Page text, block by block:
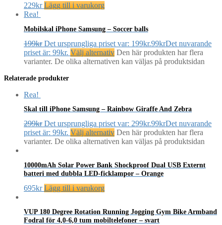
229kr Lägg till i varukorg
Rea!
Mobilskal iPhone Samsung – Soccer balls
199kr Det ursprungliga priset var: 199kr.99krDet nuvarande
priset är: 99kr. Välj alternativ Den här produkten har flera
varianter. De olika alternativen kan väljas på produktsidan
Relaterade produkter
Rea!
Skal till iPhone Samsung – Rainbow Giraffe And Zebra
299kr Det ursprungliga priset var: 299kr.99krDet nuvarande
priset är: 99kr. Välj alternativ Den här produkten har flera
varianter. De olika alternativen kan väljas på produktsidan
10000mAh Solar Power Bank Shockproof Dual USB Externt
batteri med dubbla LED-ficklampor – Orange
695kr Lägg till i varukorg
VUP 180 Degree Rotation Running Jogging Gym Bike Armband
Fodral för 4,0-6,0 tum mobiltelefoner – svart